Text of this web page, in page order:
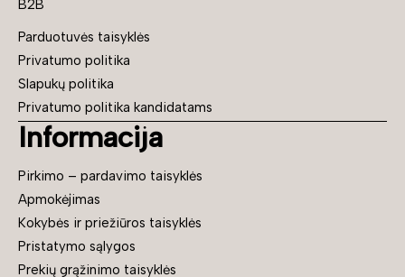
B2B
Parduotuvės taisyklės
Privatumo politika
Slapukų politika
Privatumo politika kandidatams
Informacija
Pirkimo – pardavimo taisyklės
Apmokėjimas
Kokybės ir priežiūros taisyklės
Pristatymo sąlygos
Prekių grąžinimo taisyklės